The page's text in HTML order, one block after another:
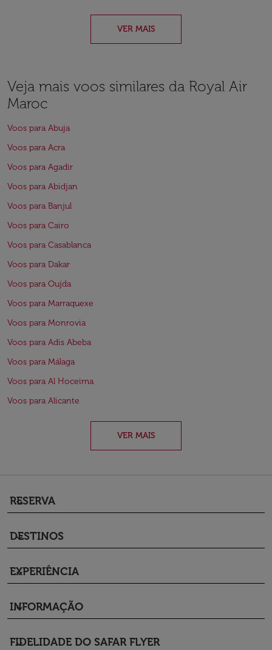
VER MAIS
Veja mais voos similares da Royal Air
Maroc
Voos para Abuja
Voos para Acra
Voos para Agadir
Voos para Abidjan
Voos para Banjul
Voos para Cairo
Voos para Casablanca
Voos para Dakar
Voos para Oujda
Voos para Marraquexe
Voos para Monrovia
Voos para Adis Abeba
Voos para Málaga
Voos para Al Hoceima
Voos para Alicante
VER MAIS
RESERVA
keyboard_arrow_down
DESTINOS
keyboard_arrow_down
EXPERIÊNCIA
keyboard_arrow_down
INFORMAÇÃO
keyboard_arrow_down
FIDELIDADE DO SAFAR FLYER
keyboard_arrow_down